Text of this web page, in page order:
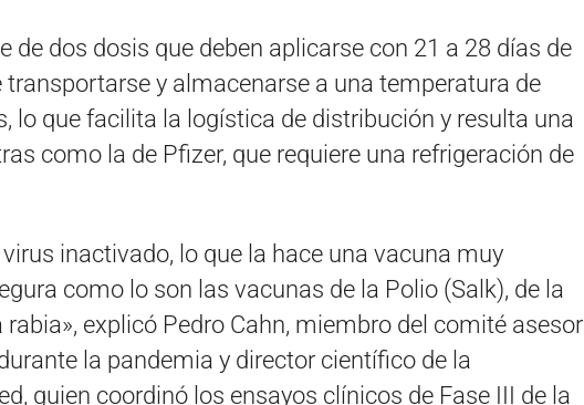
de dos dosis que deben aplicarse con 21 a 28 días de
transportarse y almacenarse a una temperatura de
lo que facilita la logística de distribución y resulta una
como la de Pfizer, que requiere una refrigeración de
inactivado, lo que la hace una vacuna muy
como lo son las vacunas de la Polio (Salk), de la
rabia», explicó Pedro Cahn, miembro del comité asesor
la pandemia y director científico de la
quien coordinó los ensayos clínicos de Fase III de la